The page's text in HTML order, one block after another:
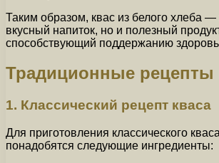
Таким образом, квас из белого хлеба —
вкусный напиток, но и полезный
способствующий поддержанию
Традиционные рецепты
1. Классический рецепт кваса
Для приготовления классического
понадобятся следующие ингредиенты: